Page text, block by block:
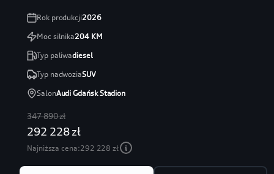
Rok produkcji2026
Moc silnika204KM
Typ paliwadiesel
Typ nadwoziaSUV
SalonAudi Gdańsk Stadion
347 890 zł
292 228 zł
Najniższa cena:292 228 zł